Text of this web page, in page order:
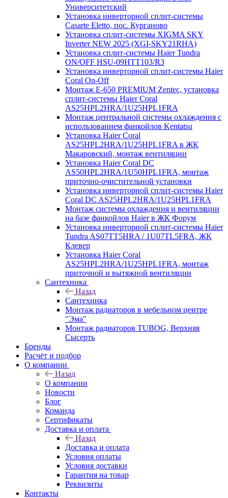
Университетский
Установка инверторной сплит-системы
Casarte Eletto, пос. Курганово
Установка сплит-системы XIGMA SKY
Inverter NEW 2025 (XGI-SKY21RHA)
Установка сплит-системы Haier Tundra
ON/OFF HSU-09HTT103/R3
Установка инверторной сплит-системы Haier
Coral On-Off
Монтаж E-650 PREMIUM Zentec, установка
сплит-системы Haier Coral
AS25HPL2HRA/1U25HPL1FRA
Монтаж центральной системы охлаждения с
использованием фанкойлов Kentatsu
Установка Haier Coral
AS25HPL2HRA/1U25HPL1FRA в ЖК
Макаровский, монтаж вентиляции
Установка Haier Coral DC
AS50HPL2HRA/1U50HPL1FRA, монтаж
приточно-очистительной установки
Установка инверторной сплит-системы Haier
Coral DC AS25HPL2HRA/1U25HPL1FRA
Монтаж системы охлаждения и вентиляции
на базе фанкойлов Haier в ЖК Форум
Установка инверторной сплит-системы Haier
Tundra AS07TT5HRA / 1U07TL5FRA, ЖК
Клевер
Установка Haier Coral
AS25HPL2HRA/1U25HPL1FRA, монтаж
приточной и вытяжной вентиляции
Сантехника
Назад
Сантехника
Монтаж радиаторов в мебельном центре
"Эма"
Монтаж радиаторов TUBOG, Верхняя
Сысерть
Бренды
Расчёт и подбор
О компании
Назад
О компании
Новости
Блог
Команда
Сертификаты
Доставка и оплата
Назад
Доставка и оплата
Условия оплаты
Условия доставки
Гарантия на товар
Реквизиты
Контакты